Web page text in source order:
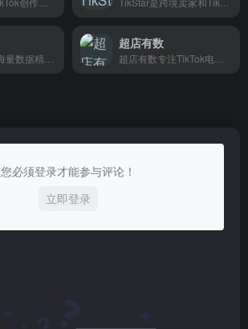
超店有数
您必须登录才能参与评论！
立即登录